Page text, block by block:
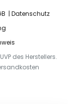
Datenschutz
des Herstellers.